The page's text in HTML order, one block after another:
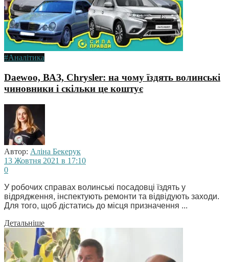
#Аналітика
Daewoo, ВАЗ, Chrysler: на чому їздять волинські
чиновники і скільки це коштує
Автор: Аліна Бекерук
13 Жовтня 2021 в 17:10
0
У робочих справах волинські посадовці їздять у
відрядження, інспектують ремонти та відвідують заходи.
Для того, щоб дістатись до місця призначення ...
Детальніше